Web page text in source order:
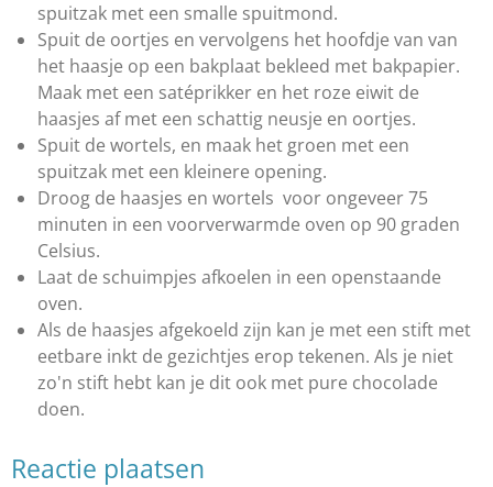
spuitzak met een smalle spuitmond.
Spuit de oortjes en vervolgens het hoofdje van van
het haasje op een bakplaat bekleed met bakpapier.
Maak met een satéprikker en het roze eiwit de
haasjes af met een schattig neusje en oortjes.
Spuit de wortels, en maak het groen met een
spuitzak met een kleinere opening.
Droog de haasjes en wortels voor ongeveer 75
minuten in een voorverwarmde oven op 90 graden
Celsius.
Laat de schuimpjes afkoelen in een openstaande
oven.
Als de haasjes afgekoeld zijn kan je met een stift met
eetbare inkt de gezichtjes erop tekenen. Als je niet
zo'n stift hebt kan je dit ook met pure chocolade
doen.
Reactie plaatsen